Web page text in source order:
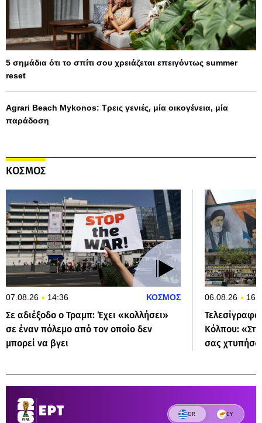
5 σημάδια ότι το σπίτι σου χρειάζεται επειγόντως summer
reset
Agrari Beach Mykonos: Τρεις γενιές, μία οικογένεια, μία
παράδοση
ΚΟΣΜΟΣ
07.08.26 14:36 ΚΟΣΜΟΣ
Σε αδιέξοδο ο Τραμπ: Έχει «κολλήσει»
σε έναν πόλεμο από τον οποίο δεν
μπορεί να βγει
06.08.26
Κόλπου:
σας